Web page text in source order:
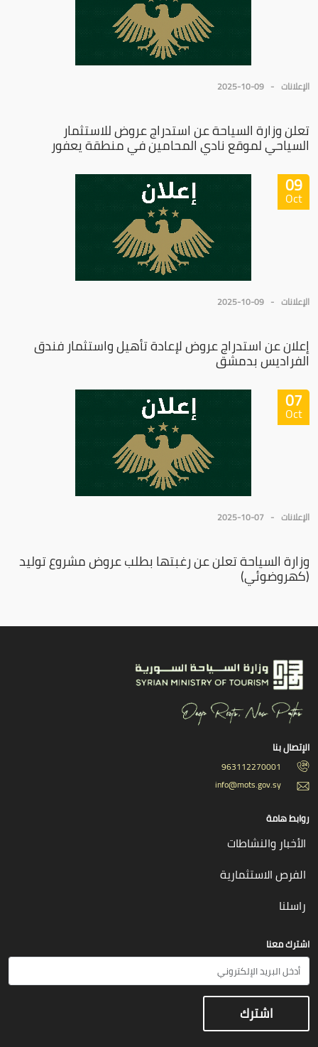
الإعلانات 2025-10-09
تعلن وزارة السياحة عن استدراج عروض للاستثمار
السياحي لموقع نادي المحامين في منطقة يعفور
09
Oct
الإعلانات 2025-10-09
إعلان عن استدراج عروض لإعادة تأهيل واستثمار فندق
الفراديس بدمشق
07
Oct
الإعلانات 2025-10-07
وزارة السياحة تعلن عن رغبتها بطلب عروض مشروع توليد
(كهروضوئي)
الإتصال بنا
963112270001
info@mots.gov.sy
روابط هامة
الأخبار والنشاطات
الفرص الاستثمارية
راسلنا
اشترك معنا